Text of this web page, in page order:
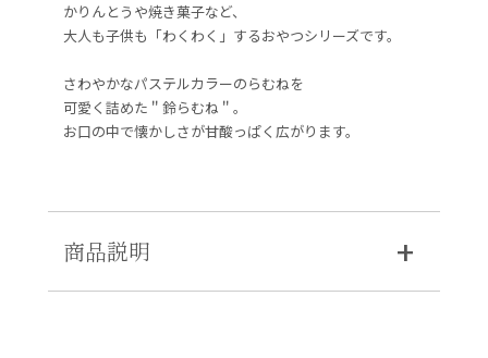
かりんとうや焼き菓子など、
大人も子供も「わくわく」するおやつシリーズです。
さわやかなパステルカラーのらむねを
可愛く詰めた＂鈴らむね＂。
お口の中で懐かしさが甘酸っぱく広がります。
商品説明